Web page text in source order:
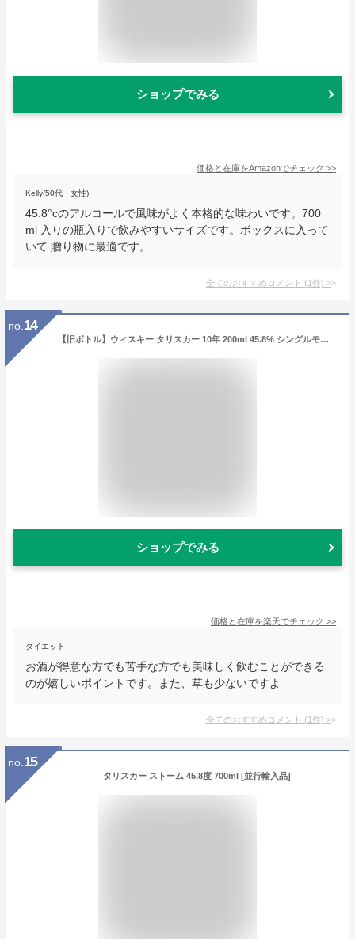
ショップでみる
価格と在庫をAmazonでチェック >>
Kelly(50代・女性)
45.8°cのアルコールで風味がよく本格的な味わいです。700
ml 入りの瓶入りで飲みやすいサイズです。ボックスに入って
いて 贈り物に最適です。
全てのおすすめコメント (1件) >
no. 14
【旧ボトル】ウィスキー タリスカー 10年 200ml 45.8% シングルモルト スコッチ スコットランド 古酒 お酒 洋酒 箱付き TALISKER AGED 10 YEARS SINGLE MALT SCOTCH WHISKY MADE BY THE SEA
ショップでみる
価格と在庫を楽天でチェック >>
ダイエット
お酒が得意な方でも苦手な方でも美味しく飲むことができる
のが嬉しいポイントです。また、草も少ないですよ
全てのおすすめコメント (1件) >
no. 15
タリスカー ストーム 45.8度 700ml [並行輸入品]